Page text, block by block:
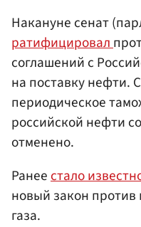
Накануне сенат
ратифицировал
соглашений с
на поставку нефти.
периодическое
российской нефти
отменено.
Ранеестало
новый закон против
газа.